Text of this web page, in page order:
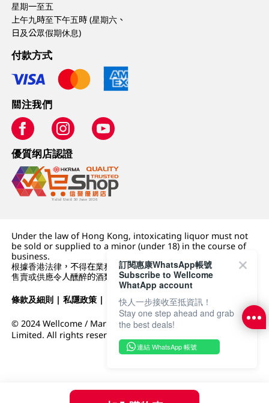
星期一至五
上午九時至下午五時 (星期六、
日及公眾假期休息)
付款方式
關注我們
優質纲店認證
Under the law of Hong Kong, intoxicating liquor must not
be sold or supplied to a minor (under 18) in the course of
business.
根據香港法律，不得在業務過程中，向未成年人 (18 歲以下人士)
售賣或供應令人醺醉的酒類。
條款及細則 |私隱政策 | DFI零售集團
© 2024 Wellcome / Market Place. The Dairy Farm Company
Limited. All rights reserved.
訂閱惠康WhatsApp帳號
Subscribe to Wellcome
WhatApp account
快人一步接收至抵資訊！
Stay one step ahead and grab
the best deals!
連結 WhatsApp 帳號